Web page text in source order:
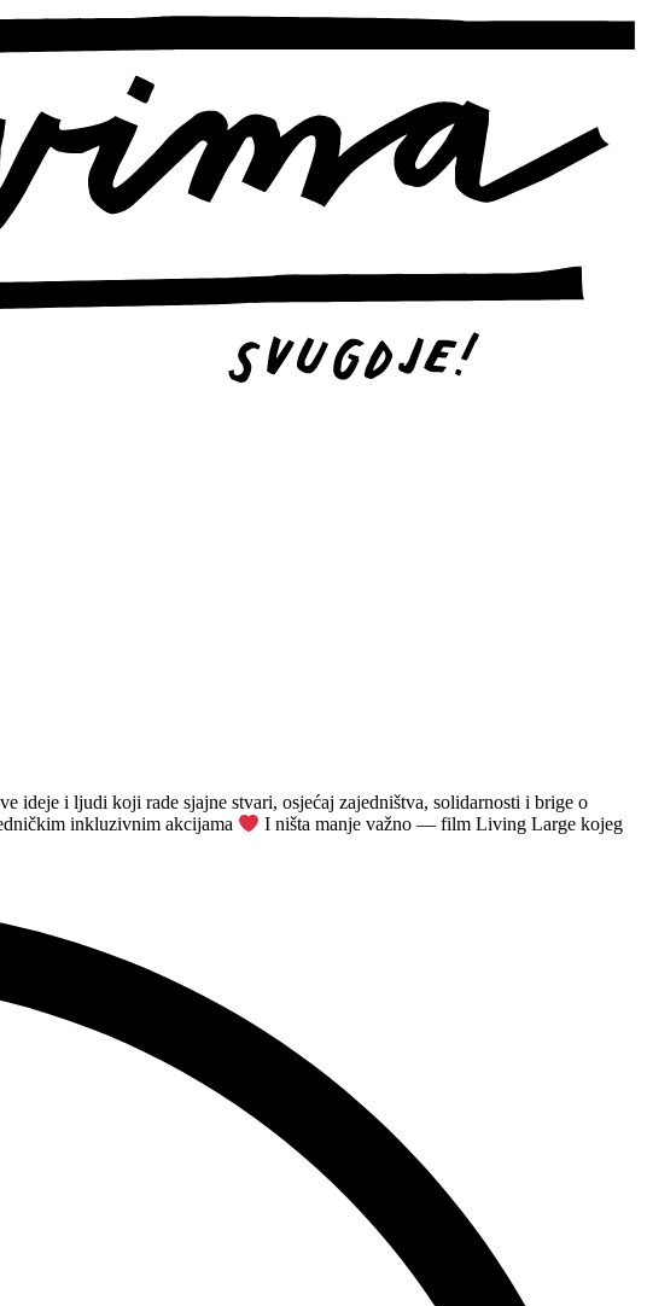
i ljudi koji rade sjajne stvari, osjećaj zajedništva, solidarnosti i brige o
inkluzivnim akcijama
I ništa manje važno — film Living Large kojeg